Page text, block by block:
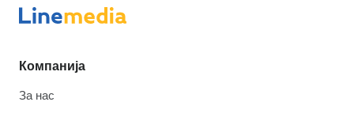
Компанија
За нас